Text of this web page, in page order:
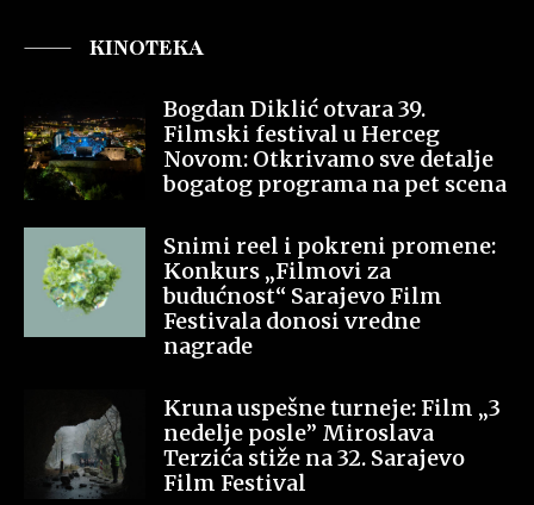
KINOTEKA
Bogdan Diklić otvara 39.
Filmski festival u Herceg
Novom: Otkrivamo sve detalje
bogatog programa na pet scena
Snimi reel i pokreni promene:
Konkurs „Filmovi za
budućnost“ Sarajevo Film
Festivala donosi vredne
nagrade
Kruna uspešne turneje: Film „3
nedelje posle” Miroslava
Terzića stiže na 32. Sarajevo
Film Festival